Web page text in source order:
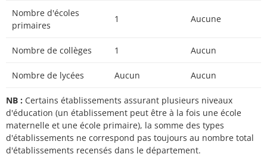
Nombre d'écoles
primaires
1 Aucune
Nombre de collèges 1 Aucun
Nombre de lycées Aucun Aucun
NB : Certains établissements assurant plusieurs niveaux
d'éducation (un établissement peut être à la fois une école
maternelle et une école primaire), la somme des types
d'établissements ne correspond pas toujours au nombre total
d'établissements recensés dans le département.